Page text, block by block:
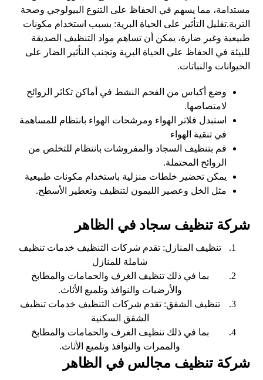
مستدامة، مما يسهم في الحفاظ على التنوع البيولوجي وصحة
التربة.تقليل التأثير على الحياة البرية: بسبب استخدام مكونات
طبيعية وغير ضارة، يمكن أن تساهم مواد التنظيف الصديقة
للبيئة في الحفاظ على الحياة البرية وتجنب التأثير الضار على
الحيوانات والنباتات.
وضع أكياس من الفحم النشط في أماكن تكاثر الروائح
لامتصاصها.
استبدل فلاتر الهواء ومرشحات الهواء بانتظام للمساهمة
في تنقية الهواء
قم بتنظيف السجاد والمفروشات بانتظام للتخلص من
الروائح المحتملة.
يمكن تحضير خلطات منزلية باستخدام مكونات طبيعية
مثل الخل وعصير الليمون لتنظيف وتعطير الأسطح.
شركة تنظيف سجاد في الظاهر
تنظيف المنازل: تقدم شركات التنظيف خدمات تنظيف
شاملة للمنازل
بما في ذلك تنظيف الغرف والحمامات والمطابخ
والأرضيات والنوافذ وتلميع الأثاث.
تنظيف الشقق: تقدم شركات التنظيف خدمات تنظيف
الشقق السكنية
بما في ذلك تنظيف الغرف والحمامات والمطابخ
والممرات والنوافذ وتلميع الأثاث.
شركة تنظيف مجالس في الظاهر